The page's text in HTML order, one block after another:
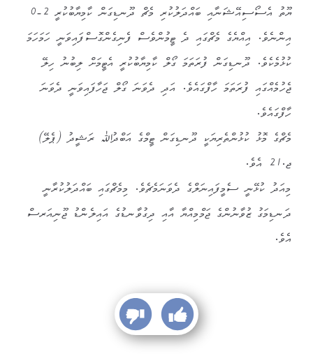
ޔޫތު އެސޯސިއޭޝަނާއި ބައްދަލުކުރި މެޗް ދޫނޑިގަން ކާމިޔާބުކުރީ 2-0
އިންނެވެ. އިއްޔެގެ މެޗްގައި ދެ ޓީމުންވެސް ފެނިގެންގޮސްފައިވަނީ ހަމަހަމަ
ކުޅުމެކެވެ. ދޫނޑިގަން ފުރަތަމަ ގޯލް ކާމިޔާބުކުރީ އެޓީމަށް ލިބުނު ހިލޭ
ޖެހުމެއްގައި ފުރަތަމަ ހާފްގައެވެ. އަދި ދެވަނަ ގޯލް ޖަހާފައިވަނީ ދެވަނަ
ހާފްގައެވެ.
މެޗްގެ މޮޅު ކުޅުންތެރިޔަކީ ދޫނޑިގަން ޓީމްގެ އަބްދުﷲ ރަޝީދު (ޕެލޭ)
ޖ.21 އެވެ.
މިއަދު ކުޅޭނީ ސެމީފައިނަލްގެ ދެވަނަމެޗެވެ. މިމެޗްގައި ބައްދަލުކުރާނީ
ދަނޑިމަގު ޒުވާނުންގެ ޖަމްމިއްޔާ އާއި ދިގުވާނޑުގެ އައިލެންޑު ޖޫނިއަރސް
އެވެ.